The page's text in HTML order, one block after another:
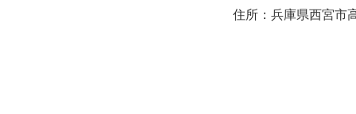
住所：兵庫県西宮市